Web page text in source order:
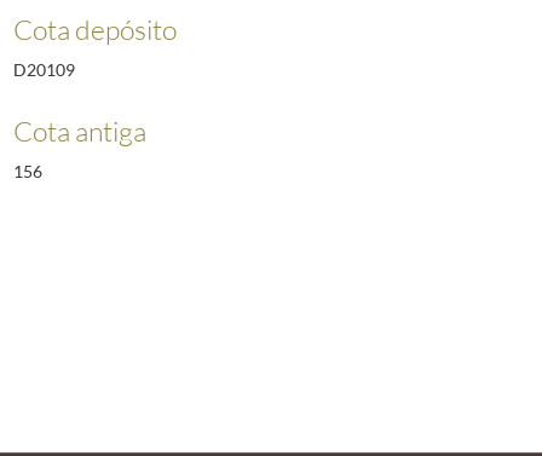
Cota depósito
D20109
Cota antiga
156